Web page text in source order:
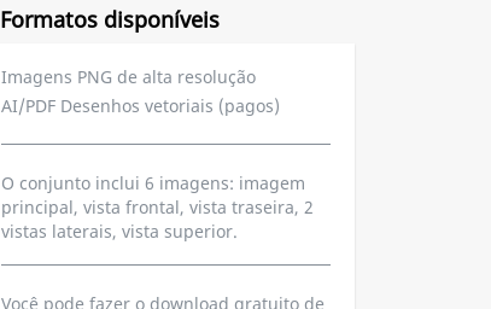
Formatos disponíveis
Imagens PNG de alta resolução
AI/PDF Desenhos vetoriais (pagos)
O conjunto inclui 6 imagens: imagem
principal, vista frontal, vista traseira, 2
vistas laterais, vista superior.
Você pode fazer o download gratuito de